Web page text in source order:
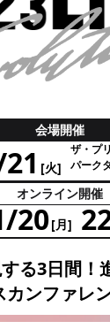
会場開催
[火]
ザ・プ
パーク
オンライン開催
20[月]
る3日間！
カンファレ